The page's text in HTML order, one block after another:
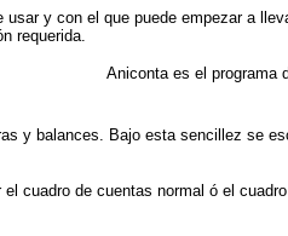
y con el que puede empezar a
requerida.
Aniconta es el programa de
y balances. Bajo esta sencillez se
cuadro de cuentas normal ó el